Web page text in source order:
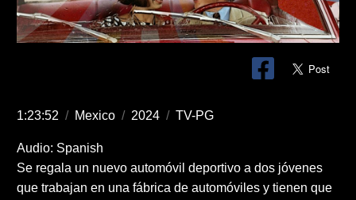
1:23:52 / Mexico / 2024 / TV-PG
Audio: Spanish
Se regala un nuevo automóvil deportivo a dos jóvenes
que trabajan en una fábrica de automóviles y tienen que